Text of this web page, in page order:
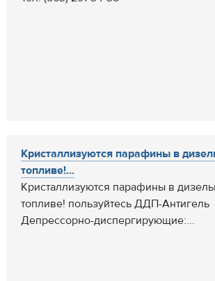
Кристаллизуются парафины в
топливе!...
Кристаллизуются парафины в
топливе! пользуйтесь ДДП-Антигель
Депрессорно-диспергирующие:...